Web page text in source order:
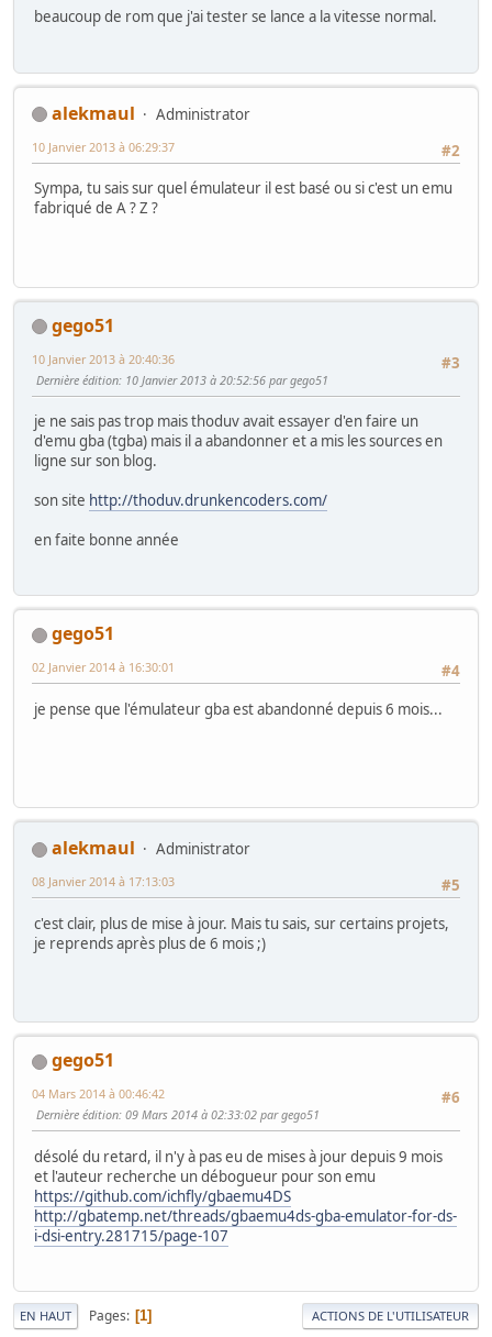
beaucoup de rom que j'ai tester se lance a la vitesse normal.
alekmaul
Administrator
#2
10 Janvier 2013 à 06:29:37
Sympa, tu sais sur quel émulateur il est basé ou si c'est un emu
fabriqué de A ? Z ?
gego51
#3
10 Janvier 2013 à 20:40:36
Dernière édition: 10 Janvier 2013 à 20:52:56 par gego51
je ne sais pas trop mais thoduv avait essayer d'en faire un
d'emu gba (tgba) mais il a abandonner et a mis les sources en
ligne sur son blog.
son site http://thoduv.drunkencoders.com/
en faite bonne année
gego51
#4
02 Janvier 2014 à 16:30:01
je pense que l'émulateur gba est abandonné depuis 6 mois...
alekmaul
Administrator
#5
08 Janvier 2014 à 17:13:03
c'est clair, plus de mise à jour. Mais tu sais, sur certains projets,
je reprends après plus de 6 mois ;)
gego51
#6
04 Mars 2014 à 00:46:42
Dernière édition: 09 Mars 2014 à 02:33:02 par gego51
désolé du retard, il n'y à pas eu de mises à jour depuis 9 mois
et l'auteur recherche un débogueur pour son emu
https://github.com/ichfly/gbaemu4DS
http://gbatemp.net/threads/gbaemu4ds-gba-emulator-for-ds-
i-dsi-entry.281715/page-107
EN HAUT Pages 1 ACTIONS DE L'UTILISATEUR